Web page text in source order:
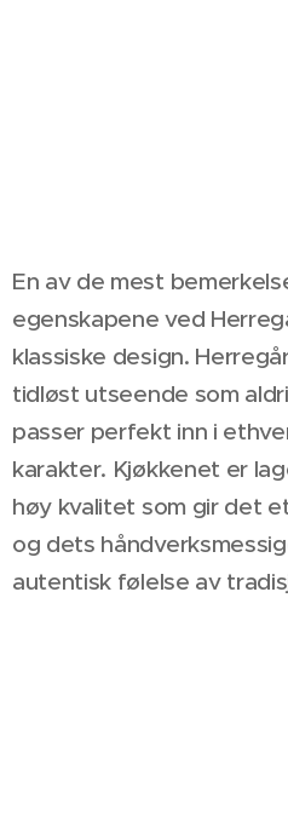
En av de mest
egenskapene ved
klassiske design.
tidløst utseende som
passer perfekt inn i
karakter. Kjøkkenet er
høy kvalitet som gir det
og dets
autentisk følelse av